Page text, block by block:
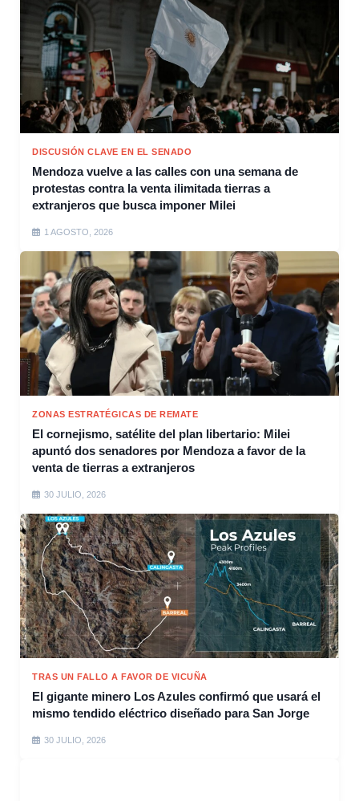
DISCUSIÓN CLAVE EN EL SENADO
Mendoza vuelve a las calles con una semana de
protestas contra la venta ilimitada tierras a
extranjeros que busca imponer Milei
1 AGOSTO, 2026
ZONAS ESTRATÉGICAS DE REMATE
El cornejismo, satélite del plan libertario: Milei
apuntó dos senadores por Mendoza a favor de la
venta de tierras a extranjeros
30 JULIO, 2026
TRAS UN FALLO A FAVOR DE VICUÑA
El gigante minero Los Azules confirmó que usará el
mismo tendido eléctrico diseñado para San Jorge
30 JULIO, 2026